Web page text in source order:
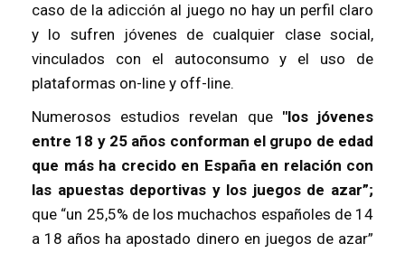
caso de la adicción al juego no hay un perfil claro
y lo sufren jóvenes de cualquier clase social,
vinculados con el autoconsumo y el uso de
plataformas on-line y off-line.
Numerosos estudios revelan que"los jóvenes
entre 18 y 25 años conforman el grupo de edad
que más ha crecido en España en relación con
las apuestas deportivas y los juegos de azar”;
que “un 25,5% de los muchachos españoles de 14
a 18 años ha apostado dinero en juegos de azar”